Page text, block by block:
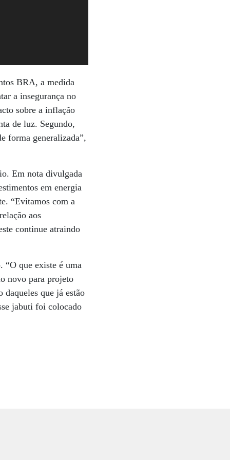
BRA, a medida
a insegurança no
sobre a inflação
de luz. Segundo,
forma generalizada”,
Em nota divulgada
em energia
“Evitamos com a
aos
continue atraindo
“O que existe é uma
novo para projeto
daqueles que já estão
jabuti foi colocado